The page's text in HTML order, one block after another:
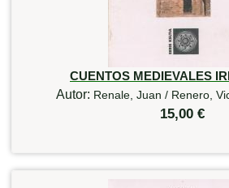
CUENTOS MEDIEVALES
Autor: Renale, Juan / Renero,
15,00 €